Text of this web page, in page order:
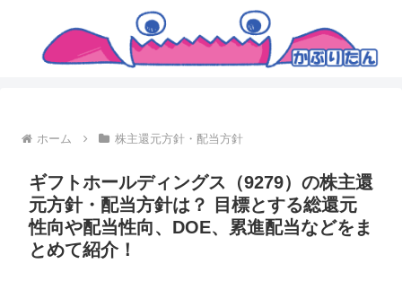
ホーム 株主還元方針・配当方針
ギフトホールディングス（9279）の株主還
元方針・配当方針は？ 目標とする総還元
性向や配当性向、DOE、累進配当などをま
とめて紹介！